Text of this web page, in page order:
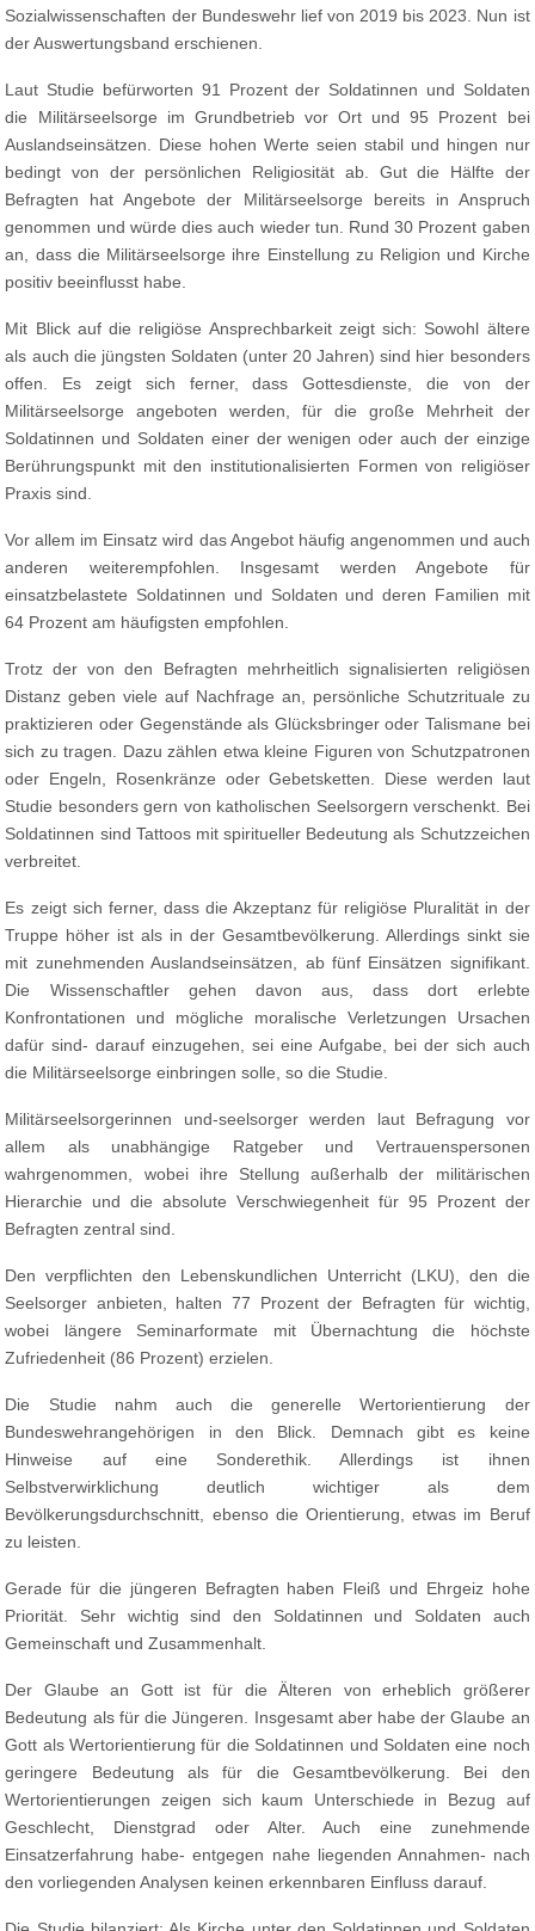
Sozialwissenschaften der Bundeswehr lief von 2019 bis 2023. Nun ist
der Auswertungsband erschienen.
Laut Studie befürworten 91 Prozent der Soldatinnen und Soldaten
die Militärseelsorge im Grundbetrieb vor Ort und 95 Prozent bei
Auslandseinsätzen. Diese hohen Werte seien stabil und hingen nur
bedingt von der persönlichen Religiosität ab. Gut die Hälfte der
Befragten hat Angebote der Militärseelsorge bereits in Anspruch
genommen und würde dies auch wieder tun. Rund 30 Prozent gaben
an, dass die Militärseelsorge ihre Einstellung zu Religion und Kirche
positiv beeinflusst habe.
Mit Blick auf die religiöse Ansprechbarkeit zeigt sich: Sowohl ältere
als auch die jüngsten Soldaten (unter 20 Jahren) sind hier besonders
offen. Es zeigt sich ferner, dass Gottesdienste, die von der
Militärseelsorge angeboten werden, für die große Mehrheit der
Soldatinnen und Soldaten einer der wenigen oder auch der einzige
Berührungspunkt mit den institutionalisierten Formen von religiöser
Praxis sind.
Vor allem im Einsatz wird das Angebot häufig angenommen und auch
anderen weiterempfohlen. Insgesamt werden Angebote für
einsatzbelastete Soldatinnen und Soldaten und deren Familien mit
64 Prozent am häufigsten empfohlen.
Trotz der von den Befragten mehrheitlich signalisierten religiösen
Distanz geben viele auf Nachfrage an, persönliche Schutzrituale zu
praktizieren oder Gegenstände als Glücksbringer oder Talismane bei
sich zu tragen. Dazu zählen etwa kleine Figuren von Schutzpatronen
oder Engeln, Rosenkränze oder Gebetsketten. Diese werden laut
Studie besonders gern von katholischen Seelsorgern verschenkt. Bei
Soldatinnen sind Tattoos mit spiritueller Bedeutung als Schutzzeichen
verbreitet.
Es zeigt sich ferner, dass die Akzeptanz für religiöse Pluralität in der
Truppe höher ist als in der Gesamtbevölkerung. Allerdings sinkt sie
mit zunehmenden Auslandseinsätzen, ab fünf Einsätzen signifikant.
Die Wissenschaftler gehen davon aus, dass dort erlebte
Konfrontationen und mögliche moralische Verletzungen Ursachen
dafür sind- darauf einzugehen, sei eine Aufgabe, bei der sich auch
die Militärseelsorge einbringen solle, so die Studie.
Militärseelsorgerinnen und-seelsorger werden laut Befragung vor
allem als unabhängige Ratgeber und Vertrauenspersonen
wahrgenommen, wobei ihre Stellung außerhalb der militärischen
Hierarchie und die absolute Verschwiegenheit für 95 Prozent der
Befragten zentral sind.
Den verpflichten den Lebenskundlichen Unterricht (LKU), den die
Seelsorger anbieten, halten 77 Prozent der Befragten für wichtig,
wobei längere Seminarformate mit Übernachtung die höchste
Zufriedenheit (86 Prozent) erzielen.
Die Studie nahm auch die generelle Wertorientierung der
Bundeswehrangehörigen in den Blick. Demnach gibt es keine
Hinweise auf eine Sonderethik. Allerdings ist ihnen
Selbstverwirklichung deutlich wichtiger als dem
Bevölkerungsdurchschnitt, ebenso die Orientierung, etwas im Beruf
zu leisten.
Gerade für die jüngeren Befragten haben Fleiß und Ehrgeiz hohe
Priorität. Sehr wichtig sind den Soldatinnen und Soldaten auch
Gemeinschaft und Zusammenhalt.
Der Glaube an Gott ist für die Älteren von erheblich größerer
Bedeutung als für die Jüngeren. Insgesamt aber habe der Glaube an
Gott als Wertorientierung für die Soldatinnen und Soldaten eine noch
geringere Bedeutung als für die Gesamtbevölkerung. Bei den
Wertorientierungen zeigen sich kaum Unterschiede in Bezug auf
Geschlecht, Dienstgrad oder Alter. Auch eine zunehmende
Einsatzerfahrung habe- entgegen nahe liegenden Annahmen- nach
den vorliegenden Analysen keinen erkennbaren Einfluss darauf.